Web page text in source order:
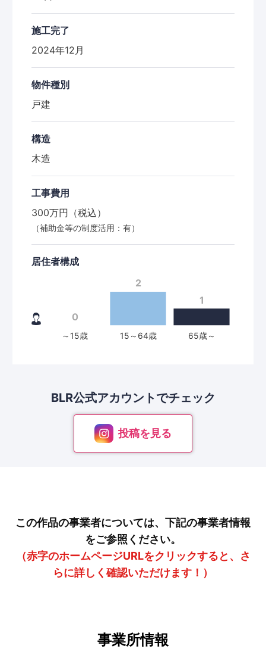
施工完了
2024年12月
物件種別
戸建
構造
木造
工事費用
300万円（税込）
（補助金等の制度活用：有）
居住者構成
BLR公式アカウントでチェック
投稿を見る
この作品の事業者については、下記の事業者情報
をご参照ください。
（赤字のホームページURLをクリックすると、さ
らに詳しく確認いただけます！）
事業所情報